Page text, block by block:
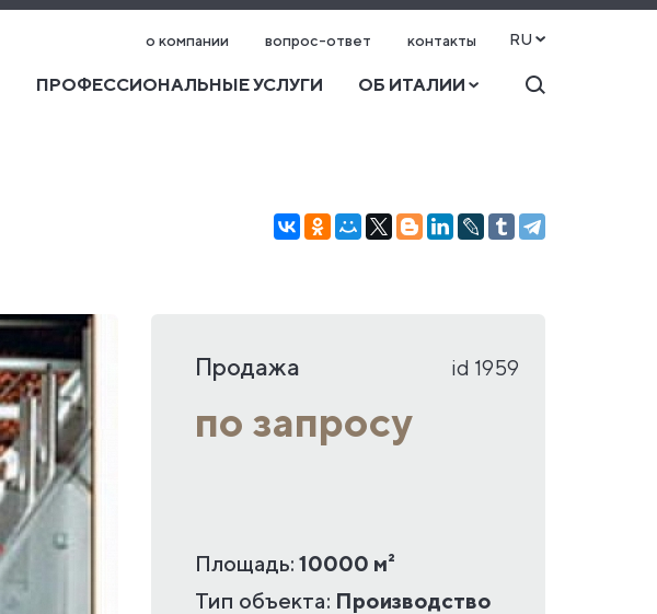
о компании вопрос-ответ контакты RU
ПРОФЕССИОНАЛЬНЫЕ УСЛУГИ ОБ ИТАЛИИ
Продажа id 1959
по запросу
Площадь: 10000 м²
Тип объекта: Производство